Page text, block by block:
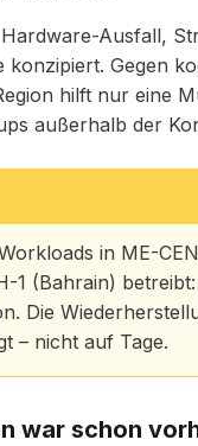
Ausfall,
konzipiert. Gegen
hilft nur eine
außerhalb der
in ME-
1 (Bahrain)
Die
– nicht auf Tage.
war schon